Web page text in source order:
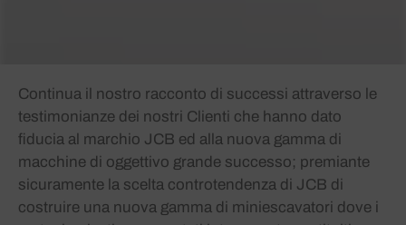
Continua il nostro racconto di successi attraverso le
testimonianze dei nostri Clienti che hanno dato
fiducia al marchio JCB ed alla nuova gamma di
macchine di oggettivo grande successo; premiante
sicuramente la scelta controtendenza di JCB di
costruire una nuova gamma di miniescavatori dove i